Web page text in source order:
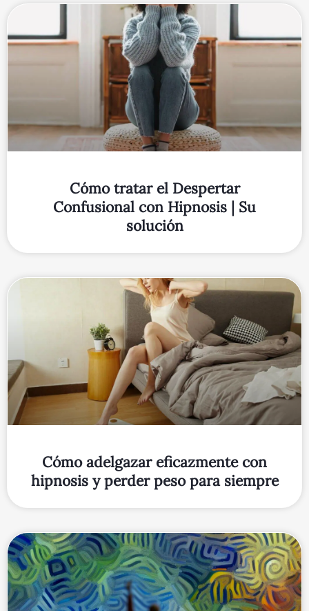
Cómo tratar el Despertar
Confusional con Hipnosis | Su
solución
Cómo adelgazar eficazmente con
hipnosis y perder peso para siempre